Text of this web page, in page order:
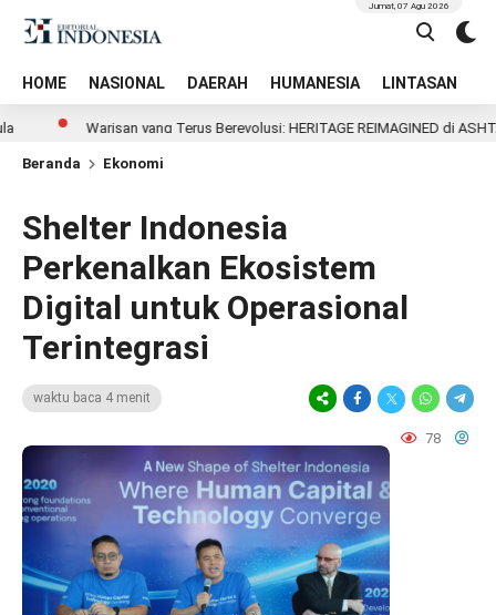
HOME NASIONAL DAERAH HUMANESIA LINTASAN
Jumat, 07 Agu 2026
Warisan yang Terus Berevolusi: HERITAGE REIMAGINED di ASHTA District 8
Beranda Ekonomi
Shelter Indonesia
Perkenalkan Ekosistem
Digital untuk Operasional
Terintegrasi
waktu baca 4 menit
78